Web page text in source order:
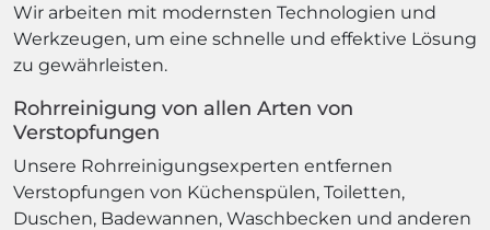
Wir arbeiten mit modernsten Technologien und
Werkzeugen, um eine schnelle und effektive Lösung
zu gewährleisten.
Rohrreinigung von allen Arten von
Verstopfungen
Unsere Rohrreinigungsexperten entfernen
Verstopfungen von Küchenspülen, Toiletten,
Duschen, Badewannen, Waschbecken und anderen